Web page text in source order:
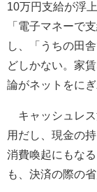
10万円支給が浮
「電子マネーで
し、「うちの田
どしかない。家
論がネットをにぎ
キャッシュレス
用だし、現金の
消費喚起にもな
も、決済の際の